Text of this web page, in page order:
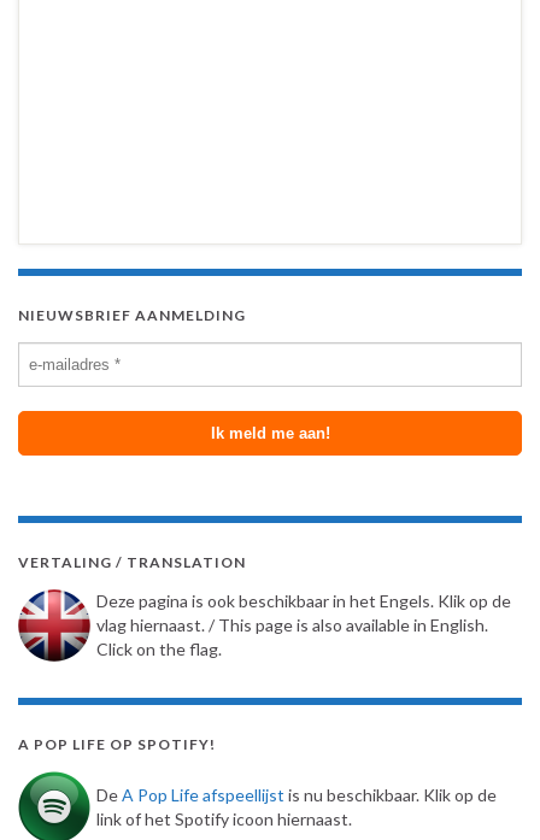
NIEUWSBRIEF AANMELDING
VERTALING / TRANSLATION
Deze pagina is ook beschikbaar in het Engels. Klik op de
vlag hiernaast. / This page is also available in English.
Click on the flag.
A POP LIFE OP SPOTIFY!
DeA Pop Life afspeellijst is nu beschikbaar. Klik op de
link of het Spotify icoon hiernaast.